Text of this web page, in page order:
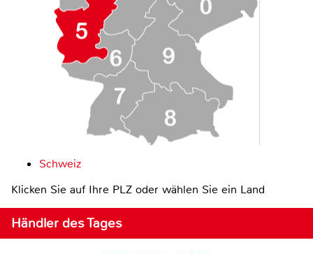
Schweiz
Klicken Sie auf Ihre PLZ oder wählen Sie ein Land
Händler des Tages